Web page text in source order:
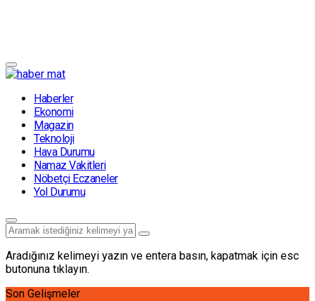
Haberler
Ekonomi
Magazin
Teknoloji
Hava Durumu
Namaz Vakitleri
Nöbetçi Eczaneler
Yol Durumu
Aradığınız kelimeyi yazın ve entera basın, kapatmak için esc
butonuna tıklayın.
Son Gelişmeler